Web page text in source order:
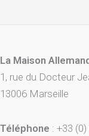
La Maison
1, rue du Docteur
13006 Marseille
Téléphone : +33